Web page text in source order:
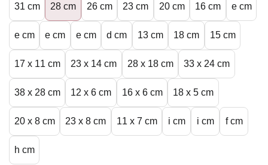
31 cm 28 cm 26 cm 23 cm 20 cm 16 cm e cm
e cm e cm e cm d cm 13 cm 18 cm 15 cm
17 x 11 cm 23 x 14 cm 28 x 18 cm 33 x 24 cm
38 x 28 cm 12 x 6 cm 16 x 6 cm 18 x 5 cm
20 x 8 cm 23 x 8 cm 11 x 7 cm i cm i cm f cm
h cm